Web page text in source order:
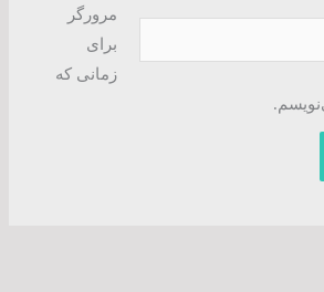
مرورگر
برای
زمانی که